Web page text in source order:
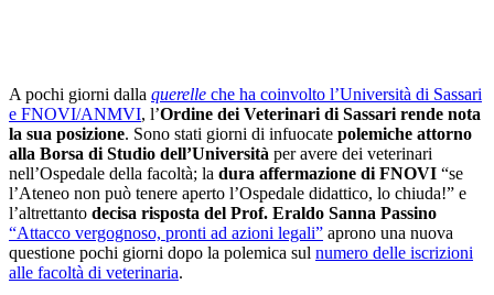
A pochi giorni dalla querelle che ha coinvolto l’Università di Sassari
e FNOVI/ANMVI, l’Ordine dei Veterinari di Sassari rende nota
la sua posizione. Sono stati giorni di infuocate polemiche attorno
alla Borsa di Studio dell’Università per avere dei veterinari
nell’Ospedale della facoltà; la dura affermazione di FNOVI “se
l’Ateneo non può tenere aperto l’Ospedale didattico, lo chiuda!” e
l’altrettanto decisa risposta del Prof. Eraldo Sanna Passino
“Attacco vergognoso, pronti ad azioni legali” aprono una nuova
questione pochi giorni dopo la polemica sul numero delle iscrizioni
alle facoltà di veterinaria.